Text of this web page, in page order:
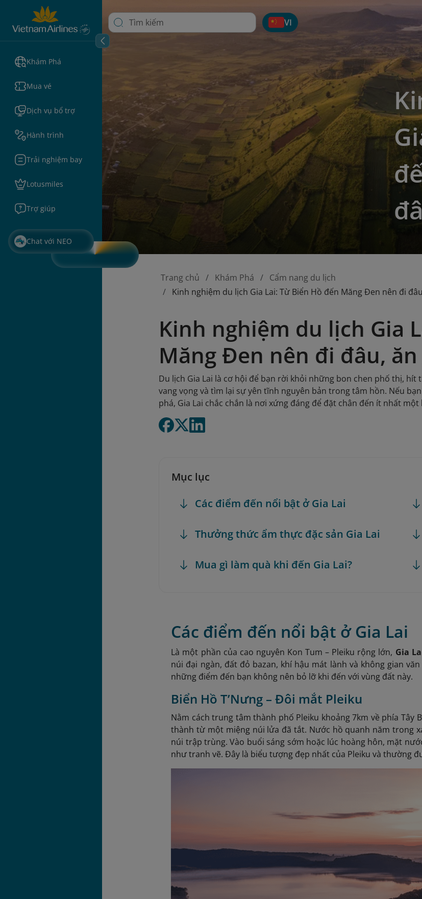
Khám Phá
Mua vé
Dịch vụ bổ trợ
Hành trình
Trải nghiệm bay
Lotusmiles
Trợ giúp
Chat với NEO
VI
Trang chủ Khám Phá
Cẩm nang du lịch
Kinh nghiệm du lịch Gia Lai: Từ Biển Hồ đến Măng Đen nên đi
Kinh nghiệm du lịch Gia
Măng Đen nên đi đâu, ăn
Du lịch Gia Lai là cơ hội để bạn rời khỏi những bon chen phố thị,
vang vọng và tìm lại sự yên tĩnh nguyên bản trong tâm hồn. Nếu
phá, Gia Lai chắc chắn là nơi xứng đáng để đặt chân đến ít nhất
Mục lục
Các điểm đến nổi bật ở Gia Lai
Thưởng thức ẩm thực đặc sản Gia Lai
Mua gì làm quà khi đến Gia Lai?
Các điểm đến nổi bật ở Gia Lai
Là một phần của cao nguyên Kon Tum – Pleiku rộng lớn, Gia
núi đại ngàn, đất đỏ bazan, khí hậu mát lành và không gian
những điểm đến bạn không nên bỏ lỡ khi đến với vùng đất này.
Biển Hồ T’Nưng – Đôi mắt Pleiku
Nằm cách trung tâm thành phố Pleiku khoảng 7km về phía Tây
thành từ một miệng núi lửa đã tắt. Nước hồ quanh năm trong
núi trập trùng. Vào buổi sáng sớm hoặc lúc hoàng hôn, mặt
như tranh vẽ. Đây là biểu tượng đẹp nhất của Pleiku và thường